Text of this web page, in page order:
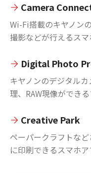
Camera
Wi-Fi搭載のキヤノン
撮影などが行えるスマ
Digital Photo
キヤノンのデジタル
理、RAW現像ができる
Creative Park
ペーパークラフトな
に印刷できるスマホア